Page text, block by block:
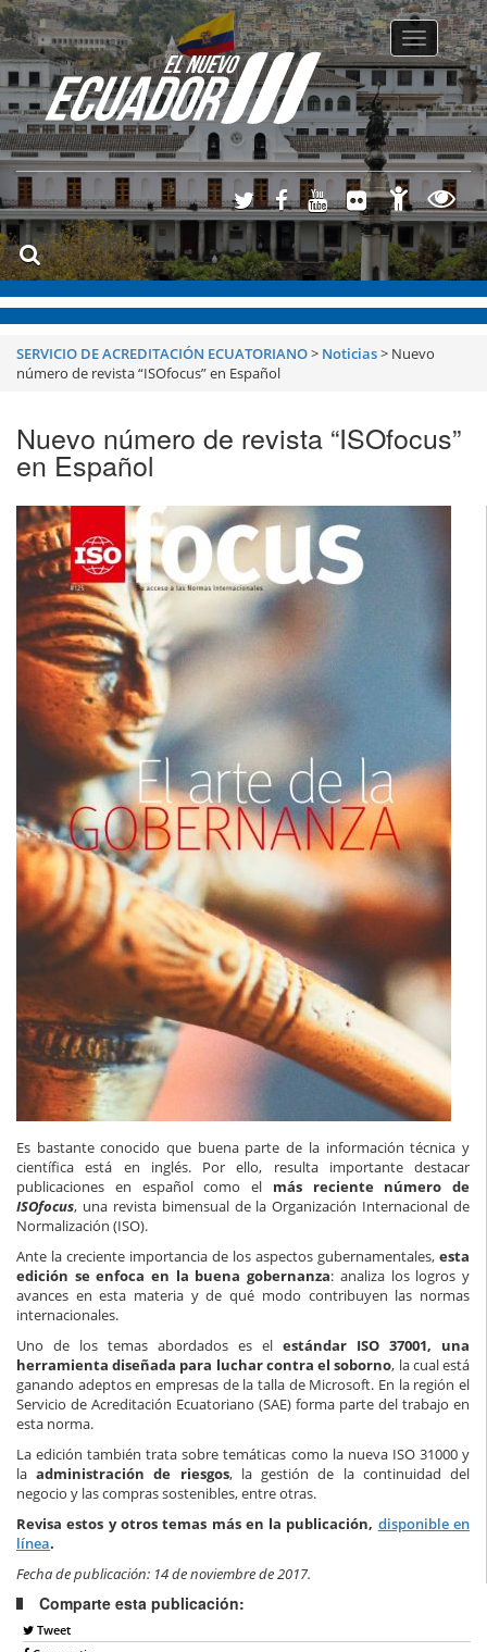
Toggle
SERVICIO DE ACREDITACIÓN ECUATORIANO> Noticias> Nuevo
número de revista “ISOfocus” en Español
Nuevo número de revista “ISOfocus”
en Español
Es bastante conocido que buena parte de la información técnica y
científica está en inglés. Por ello, resulta importante destacar
publicaciones en español como el más reciente número de
ISOfocus, una revista bimensual de la Organización Internacional de
Normalización (ISO).
Ante la creciente importancia de los aspectos gubernamentales, esta
edición se enfoca en la buena gobernanza: analiza los logros y
avances en esta materia y de qué modo contribuyen las normas
internacionales.
Uno de los temas abordados es el estándar ISO 37001, una
herramienta diseñada para luchar contra el soborno, la cual está
ganando adeptos en empresas de la talla de Microsoft. En la región el
Servicio de Acreditación Ecuatoriano (SAE) forma parte del trabajo en
esta norma.
La edición también trata sobre temáticas como la nueva ISO 31000 y
laadministración de riesgos, la gestión de la continuidad del
negocio y las compras sostenibles, entre otras.
Revisa estos y otros temas más en la publicación, disponible en
línea.
Fecha de publicación: 14 de noviembre de 2017.
Comparte esta publicación:
Tweet